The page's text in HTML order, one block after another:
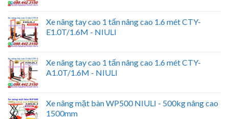
Xe nâng tay cao 1 tấn nâng cao 1.6 mét CTY-
E1.0T/1.6M - NIULI
Xe nâng tay cao 1 tấn nâng cao 1.6 mét CTY-
A1.0T/1.6M - NIULI
Xe nâng mặt bàn WP500 NIULI - 500kg nâng cao
1500mm